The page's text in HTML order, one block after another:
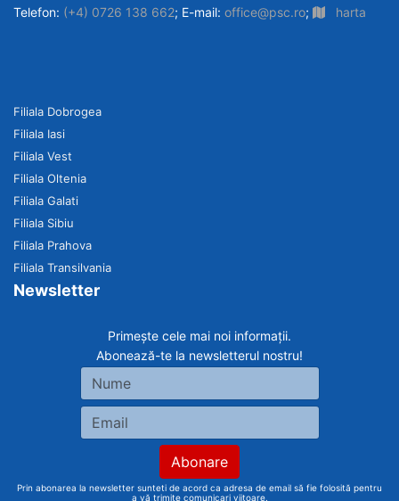
Telefon: (+4) 0726 138 662; E-mail: office@psc.ro; harta
Filiala Dobrogea
Filiala Iasi
Filiala Vest
Filiala Oltenia
Filiala Galati
Filiala Sibiu
Filiala Prahova
Filiala Transilvania
Newsletter
Primește cele mai noi informații.
Abonează-te la newsletterul nostru!
Prin abonarea la newsletter sunteti de acord ca adresa de email să fie folosită pentru
a vă trimite comunicari viitoare.